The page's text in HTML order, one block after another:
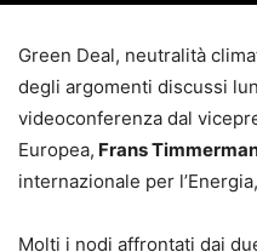
Green Deal, neutralità
degli argomenti discussi
videoconferenza dal
Europea, Frans
internazionale per l’Energia,
Molti i nodi affrontati dai